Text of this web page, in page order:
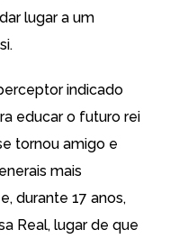
lugar a um
indicado
educar o futuro rei
tornou amigo e
mais
durante 17 anos,
Real, lugar de que